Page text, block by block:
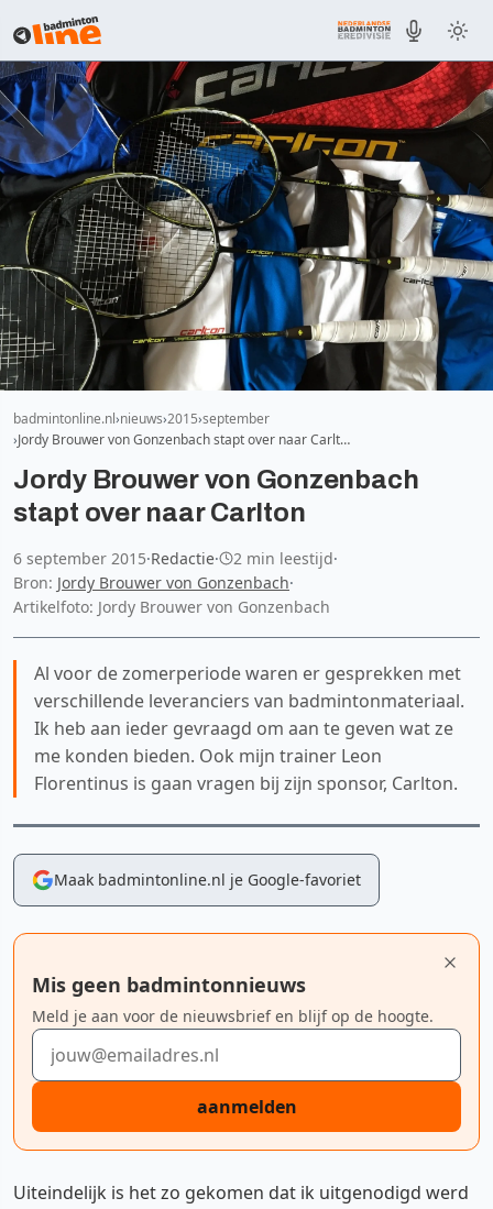
badmintonline.nl nieuws 2015 september
Jordy Brouwer von Gonzenbach stapt over naar Carlt…
Jordy Brouwer von Gonzenbach
stapt over naar Carlton
6 september 2015·Redactie· 2 min leestijd·
Bron: Jordy Brouwer von Gonzenbach·
Artikelfoto: Jordy Brouwer von Gonzenbach
Al voor de zomerperiode waren er gesprekken met
verschillende leveranciers van badmintonmateriaal.
Ik heb aan ieder gevraagd om aan te geven wat ze
me konden bieden. Ook mijn trainer Leon
Florentinus is gaan vragen bij zijn sponsor, Carlton.
Maak badmintonline.nl je Google-favoriet
Mis geen badmintonnieuws
Meld je aan voor de nieuwsbrief en blijf op de hoogte.
E-mailadres
aanmelden
Uiteindelijk is het zo gekomen dat ik uitgenodigd werd